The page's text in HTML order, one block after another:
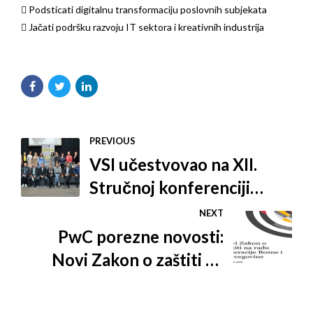
 Podsticati digitalnu transformaciju poslovnih subjekata
 Jačati podršku razvoju IT sektora i kreativnih industrija
PREVIOUS
VSI učestvovao na XII.
Stručnoj konferenciji
'Ljudi, drvo i namještaj
2020'
NEXT
PwC porezne novosti:
Novi Zakon o zaštiti na